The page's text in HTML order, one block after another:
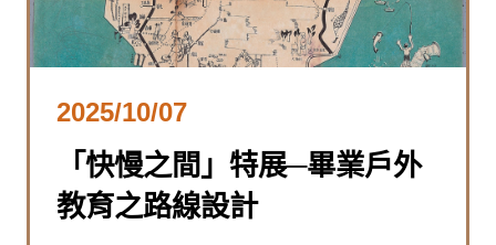
2025/10/07
「快慢之間」特展─畢業戶外
教育之路線設計